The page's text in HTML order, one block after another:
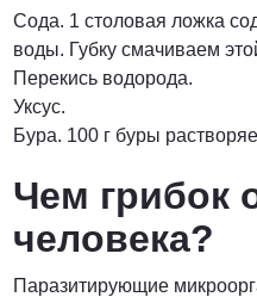
Сода. 1 столовая ложка
воды. Губку смачиваем
Перекись водорода.
Уксус.
Бура. 100 г буры
Чем грибок
человека?
Паразитирующие